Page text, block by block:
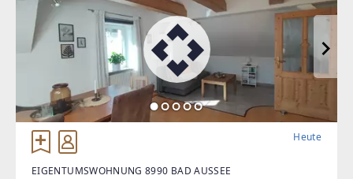
Heute
EIGENTUMSWOHNUNG 8990 BAD AUSSEE